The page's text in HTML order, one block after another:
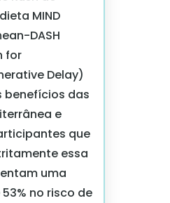
MIND
DASH
for
Delay)
benefícios das
e
que
essa
uma
no risco de